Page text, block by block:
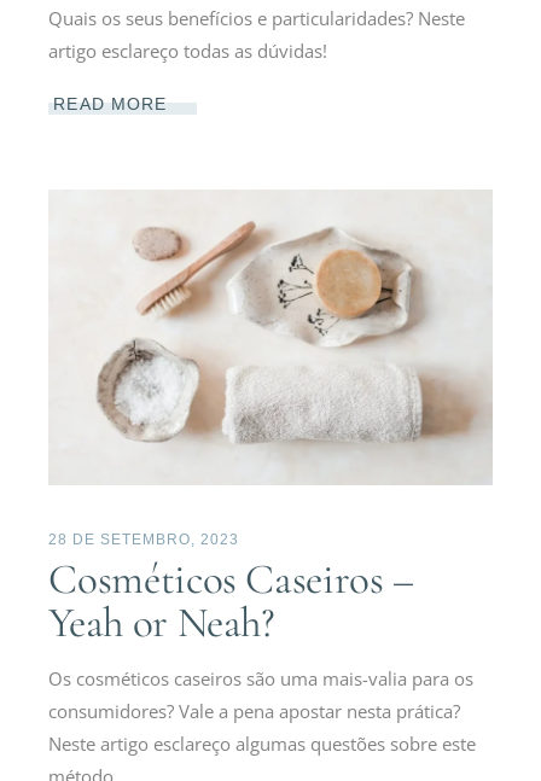
Quais os seus benefícios e particularidades? Neste
artigo esclareço todas as dúvidas!
READ MORE
28 DE SETEMBRO, 2023
Cosméticos Caseiros –
Yeah or Neah?
Os cosméticos caseiros são uma mais-valia para os
consumidores? Vale a pena apostar nesta prática?
Neste artigo esclareço algumas questões sobre este